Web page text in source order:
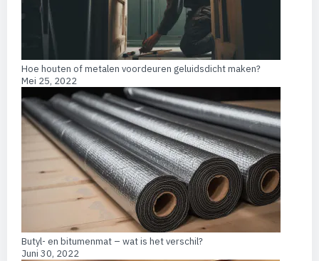
Hoe houten of metalen voordeuren geluidsdicht maken?
Mei 25, 2022
Butyl- en bitumenmat – wat is het verschil?
Juni 30, 2022